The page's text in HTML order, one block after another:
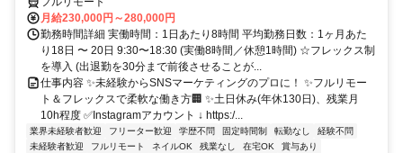
月給230,000円～280,000円
勤務時間詳細 実働時間：1日あたり8時間 平均勤務日数：1ヶ月あた
り18日 〜 20日 9:30〜18:30 (実働8時間／休憩1時間) ☆フレックス制
を導入 (出退勤を30分まで前後させることが...
仕事内容 ✨未経験からSNSマーケティングのプロに！ ✨フルリモー
ト＆フレックスで柔軟な働き方🏢 ✨土日休み(年休130日)、残業月
10h程度 ✅Instagramアカウント ↓ https:/...
業界未経験者歓迎 フリーター歓迎 学歴不問 固定時間制 転勤なし
経験不問
未経験者歓迎
フルリモート ネイルOK 残業なし 在宅OK
賞与あり